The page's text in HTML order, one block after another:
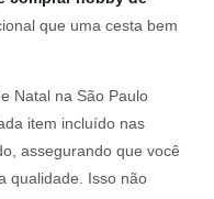
que uma cesta bem
Natal na São Paulo
item incluído nas
assegurando que você
qualidade. Isso não